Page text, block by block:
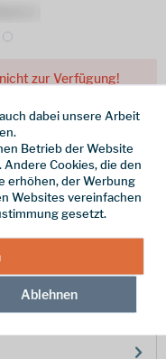
zur Verfügung!
dabei unsere Arbeit
Betrieb der Website
Cookies, die den
erhöhen, der Werbung
Websites vereinfachen
gesetzt.
Ablehnen